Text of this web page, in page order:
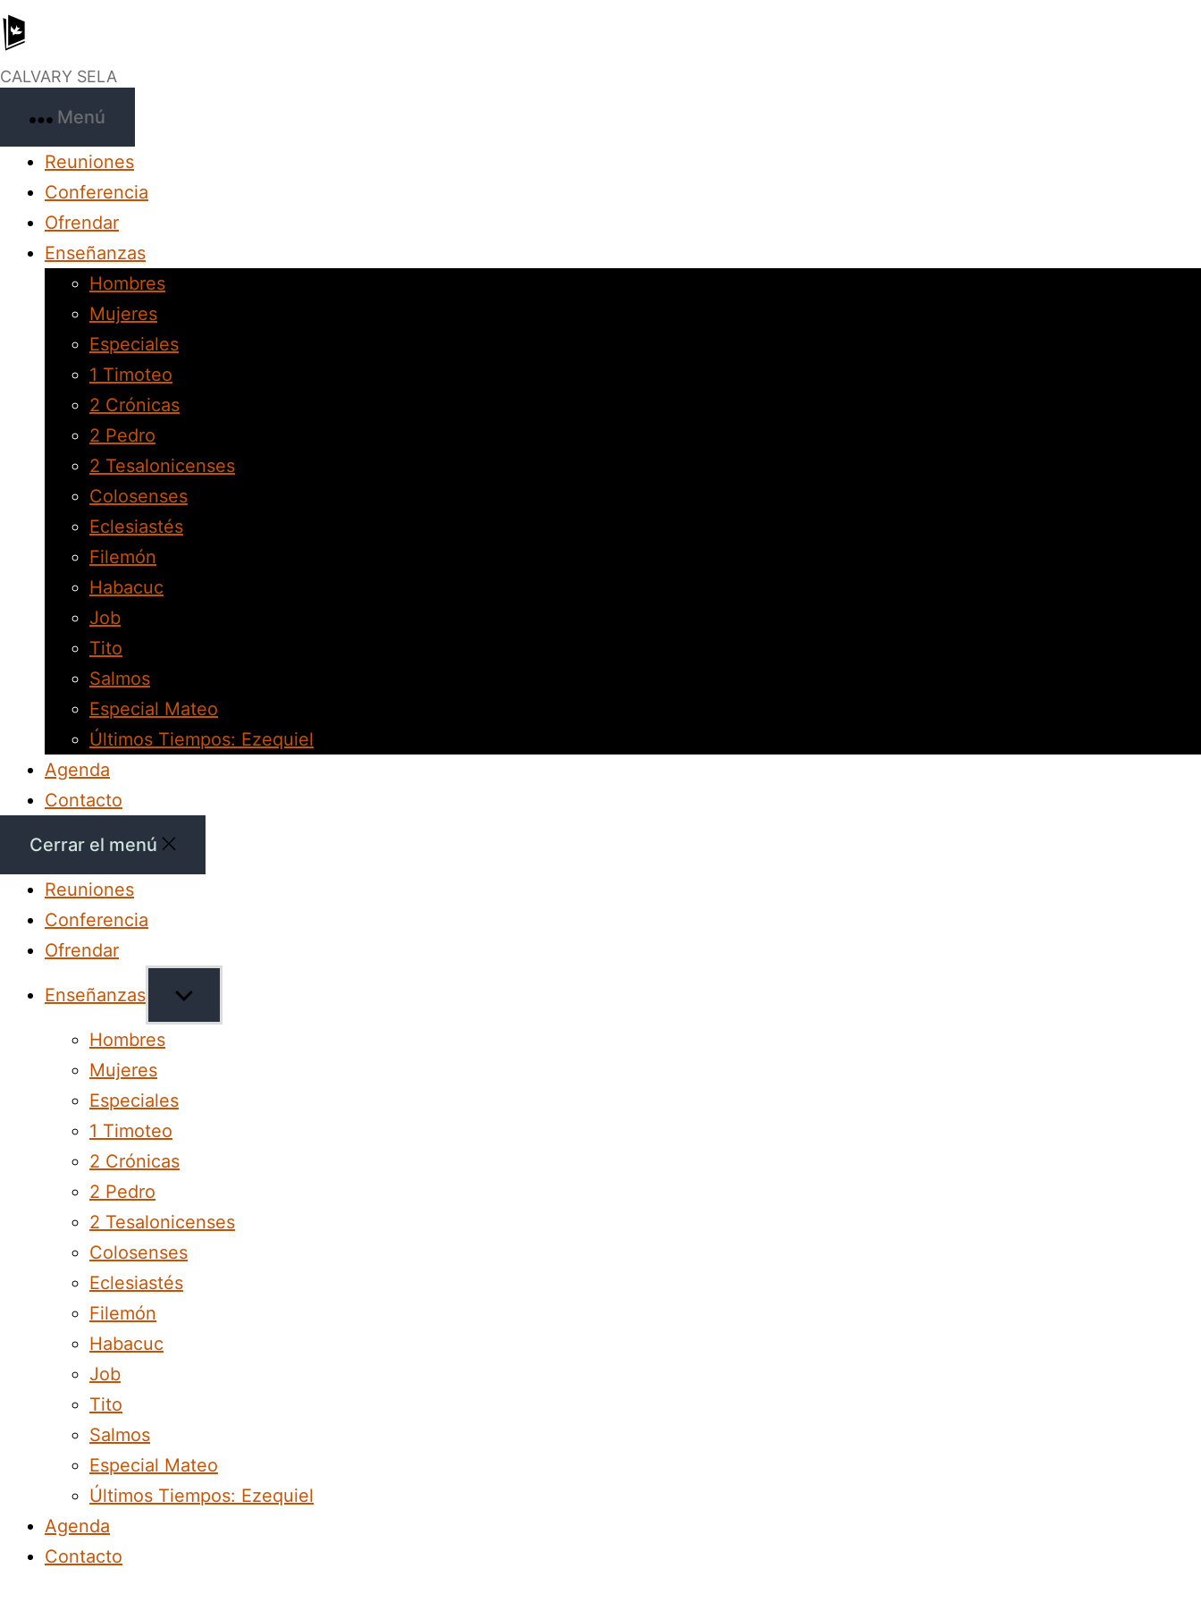
Saltar
al
contenido
Costa
Rica
CALVARY SELA
Menú
Reuniones
Conferencia
Ofrendar
Enseñanzas
Hombres
Mujeres
Especiales
1 Timoteo
2 Crónicas
2 Pedro
2 Tesalonicenses
Colosenses
Eclesiastés
Filemón
Habacuc
Job
Tito
Salmos
Especial Mateo
Últimos Tiempos: Ezequiel
Agenda
Contacto
Cerrar el menú
Reuniones
Conferencia
Ofrendar
Enseñanzas
Mostrar
el
Hombres
Mujeres
Especiales
1 Timoteo
2 Crónicas
2 Pedro
2 Tesalonicenses
Colosenses
Eclesiastés
Filemón
Habacuc
Job
Tito
Salmos
Especial Mateo
Últimos Tiempos: Ezequiel
Agenda
Contacto